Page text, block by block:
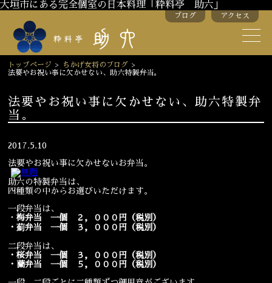
大垣市にある完全個室の日本料理「粋料亭 助六」
ブログ アクセス
トップページ > ちかげ女将のブログ >
法要やお祝い事に欠かせない、助六特製弁当。
法要やお祝い事に欠かせない、助六特製弁
当。
2017.5.10
法要やお祝い事に欠かせないお弁当。
助六の特製弁当は、
四種類の中からお選びいただけます。
一段弁当は、
・梅弁当 一個 ２，０００円（税別）
・薊弁当 一個 ３，０００円（税別）
二段弁当は、
・桜弁当 一個 ３，０００円（税別）
・蘭弁当 一個 ５，０００円（税別）
スタッフ紹介
季節のお料理 お弁当
お飲み物
お部屋のご紹介
結婚式・披露宴
ご接待 法要
お顔合わせ